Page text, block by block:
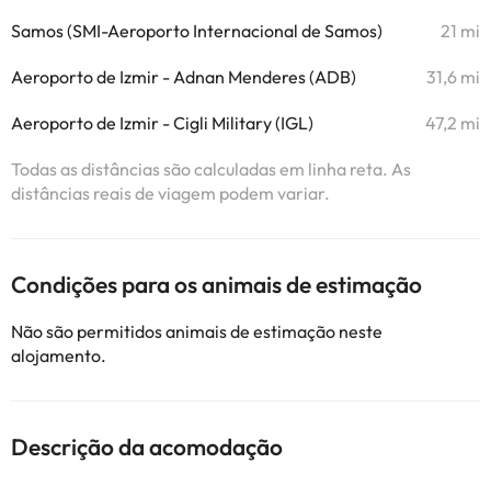
Samos (SMI-Aeroporto Internacional de Samos) 21 mi
Aeroporto de Izmir - Adnan Menderes (ADB) 31,6 mi
Aeroporto de Izmir - Cigli Military (IGL) 47,2 mi
Todas as distâncias são calculadas em linha reta. As
distâncias reais de viagem podem variar.
Condições para os animais de estimação
Não são permitidos animais de estimação neste
alojamento.
Descrição da acomodação